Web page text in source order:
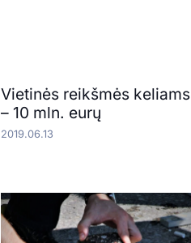
Vietinės reikšmės keliams
– 10 mln. eurų
2019.06.13